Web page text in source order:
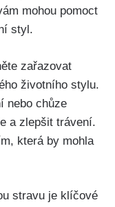
mohou pomoct
styl.
zařazovat
životního stylu.
nebo chůze‌
a zlepšit trávení.
která ⁢by mohla
stravu je klíčové